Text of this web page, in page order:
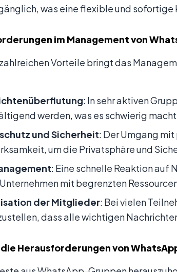
was eine flexible und
im Management von
Vorteile bringt das
: In sehr aktiven
werden, was es schwierig
und Sicherheit: Der Umgang
um die Privatsphäre und
: Eine schnelle Reaktion auf
mit begrenzten
der Mitglieder: Bei vielen
dass alle wichtigen
die Herausforderungen von